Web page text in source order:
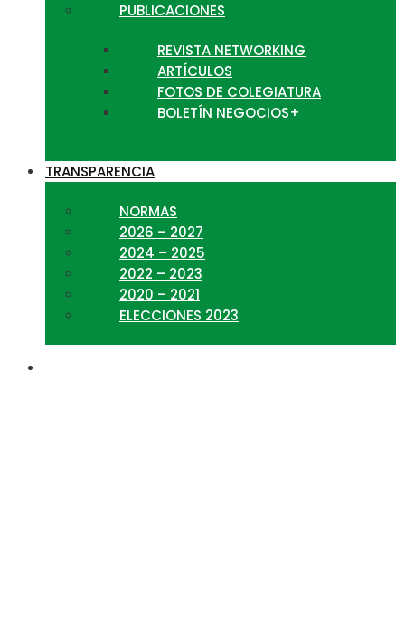
PUBLICACIONES
REVISTA NETWORKING
ARTÍCULOS
FOTOS DE COLEGIATURA
BOLETÍN NEGOCIOS+
TRANSPARENCIA
NORMAS
2026 – 2027
2024 – 2025
2022 – 2023
2020 – 2021
ELECCIONES 2023